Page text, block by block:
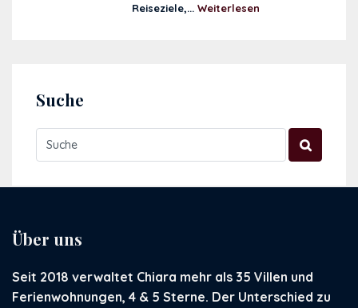
Reiseziele,... Weiterlesen
Suche
Über uns
Seit 2018 verwaltet Chiara mehr als 35 Villen und
Ferienwohnungen, 4 & 5 Sterne. Der Unterschied zu